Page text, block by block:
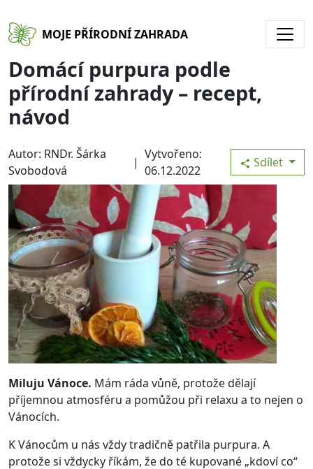
MOJE PŘÍRODNÍ ZAHRADA
Domácí purpura podle
přírodní zahrady – recept,
návod
Autor: RNDr. Šárka
Svobodová
|
Vytvořeno:
06.12.2022
Sdílet
Miluju Vánoce. Mám ráda vůně, protože dělají
příjemnou atmosféru a pomůžou při relaxu a to nejen o
Vánocích.
K Vánocům u nás vždy tradičně patřila purpura. A
protože si vždycky říkám, že do té kupované „kdoví co“